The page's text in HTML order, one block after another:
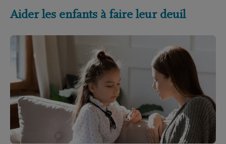
Aider les enfants à faire leur deuil